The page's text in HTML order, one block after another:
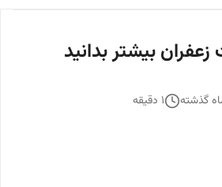
زعفران بیشتر بدانید
گذشته 1 دقیقه